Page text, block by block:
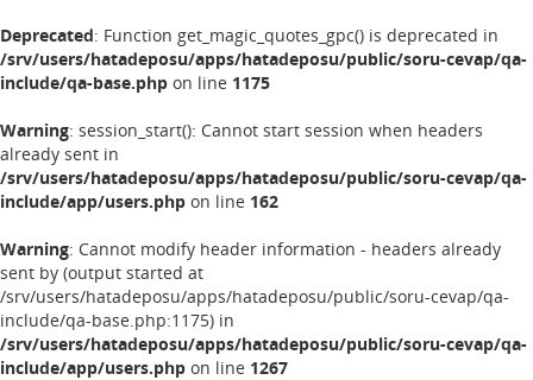
Deprecated: Function get_magic_quotes_gpc() is deprecated in
/srv/users/hatadeposu/apps/hatadeposu/public/soru-cevap/qa-
include/qa-base.php on line 1175
Warning: session_start(): Cannot start session when headers
already sent in
/srv/users/hatadeposu/apps/hatadeposu/public/soru-cevap/qa-
include/app/users.php on line 162
Warning: Cannot modify header information - headers already
sent by (output started at
/srv/users/hatadeposu/apps/hatadeposu/public/soru-cevap/qa-
include/qa-base.php:1175) in
/srv/users/hatadeposu/apps/hatadeposu/public/soru-cevap/qa-
include/app/users.php on line 1267